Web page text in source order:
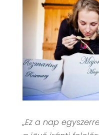
„Ez a nap